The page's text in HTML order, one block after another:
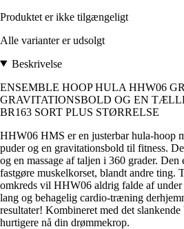
Produktet er ikke tilgængeligt
Alle varianter er udsolgt
Beskrivelse
ENSEMBLE HOOP HULA HHW06
GRAVITATIONSBOLD OG EN
BR163 SORT PLUS STØRRELSE
HHW06 HMS er en justerbar hula-hoop
puder og en gravitationsbold til fitness.
og en massage af taljen i 360 grader.
fastgøre muskelkorset, blandt andre ting.
omkreds vil HHW06 aldrig falde af
lang og behagelig cardio-træning
resultater! Kombineret med det
hurtigere nå din drømmekrop.